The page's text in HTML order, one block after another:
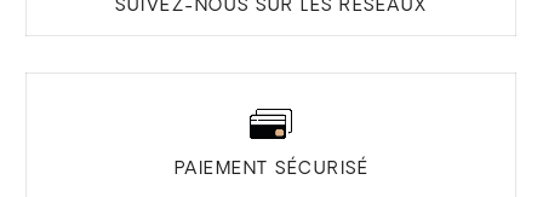
SUIVEZ-NOUS SUR LES RÉSEAUX
PAIEMENT SÉCURISÉ